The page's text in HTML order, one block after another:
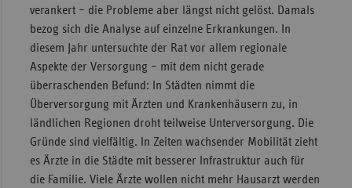
verankert – die Probleme aber längst nicht gelöst. Damals
bezog sich die Analyse auf einzelne Erkrankungen. In
diesem Jahr untersuchte der Rat vor allem regionale
Aspekte der Versorgung – mit dem nicht gerade
überraschenden Befund: In Städten nimmt die
Überversorgung mit Ärzten und Krankenhäusern zu, in
ländlichen Regionen droht teilweise Unterversorgung. Die
Gründe sind vielfältig. In Zeiten wachsender Mobilität zieht
es Ärzte in die Städte mit besserer Infrastruktur auch für
die Familie. Viele Ärzte wollen nicht mehr Hausarzt werden